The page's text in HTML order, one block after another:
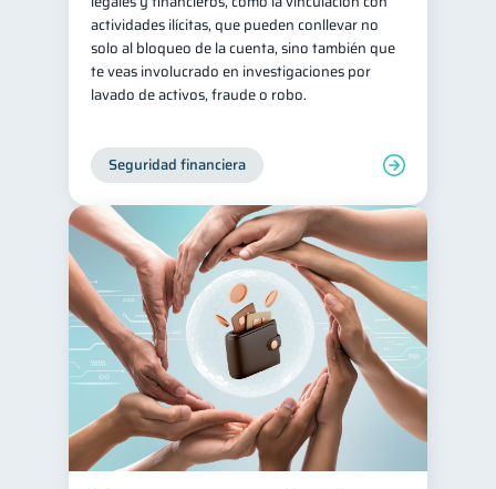
actividades ilícitas, que pueden conllevar no
solo al bloqueo de la cuenta, sino también que
te veas involucrado en investigaciones por
lavado de activos, fraude o robo.
Seguridad financiera